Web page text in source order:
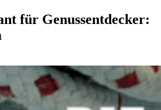
für Genussentdecker: